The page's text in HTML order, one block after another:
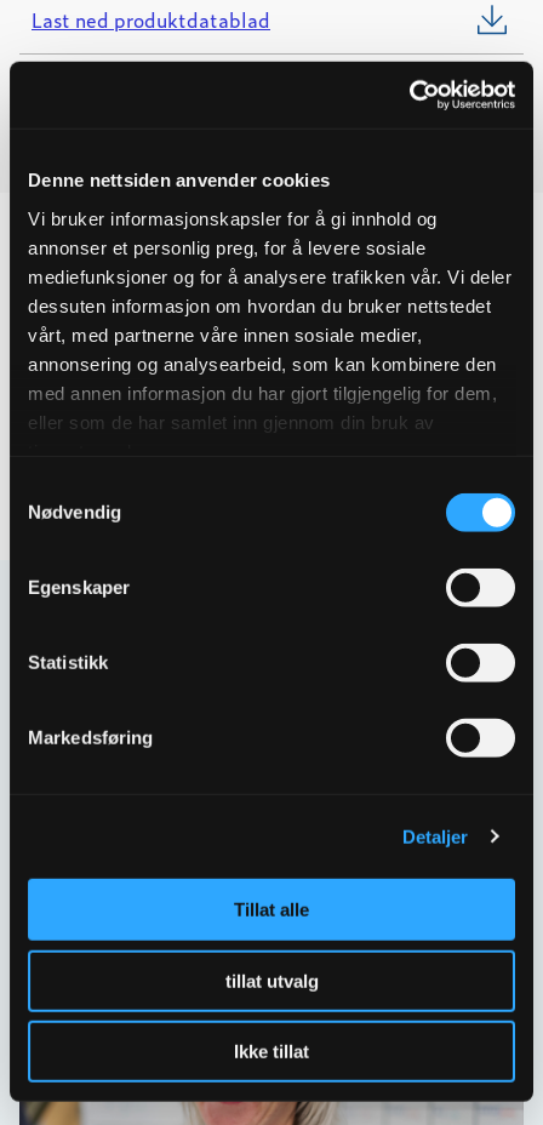
Denne nettsiden anvender cookies
Vi bruker informasjonskapsler for å gi innhold og
annonser et personlig preg, for å levere sosiale
mediefunksjoner og for å analysere trafikken vår. Vi deler
dessuten informasjon om hvordan du bruker nettstedet
vårt, med partnerne våre innen sosiale medier,
annonsering og analysearbeid, som kan kombinere den
med annen informasjon du har gjort tilgjengelig for dem,
eller som de har samlet inn gjennom din bruk av
Nødvendig
Egenskaper
Statistikk
Markedsføring
Detaljer
Tillat alle
tillat utvalg
Ikke tillat
quantity
Last ned produktdatablad
Produktegenskaper
Pakningsinformasjon
Tekniske spesifikasjoner
Har spørsmål eller behov for hjelp så kontakt oss